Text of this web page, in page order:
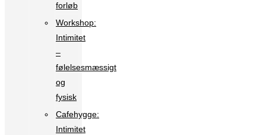
forløb
Workshop:
Intimitet
–
følelsesmæssigt
og
fysisk
Cafehygge:
Intimitet